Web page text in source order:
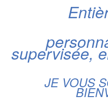
supervisée,
JE VOUS